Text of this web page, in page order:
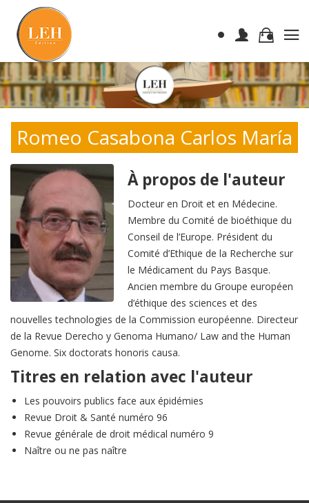
Romeo Casabona Carlos María
À propos de l'auteur
Docteur en Droit et en Médecine.
Membre du Comité de bioéthique du
Conseil de l’Europe. Président du
Comité d’Ethique de la Recherche sur
le Médicament du Pays Basque.
Ancien membre du Groupe européen
d’éthique des sciences et des
nouvelles technologies de la Commission européenne. Directeur
de la Revue Derecho y Genoma Humano/ Law and the Human
Genome. Six doctorats honoris causa.
Titres en relation avec l'auteur
Les pouvoirs publics face aux épidémies
Revue Droit & Santé numéro 96
Revue générale de droit médical numéro 9
Naître ou ne pas naître